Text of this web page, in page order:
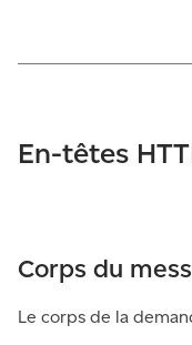
En-têtes
Corps du
Le corps de la